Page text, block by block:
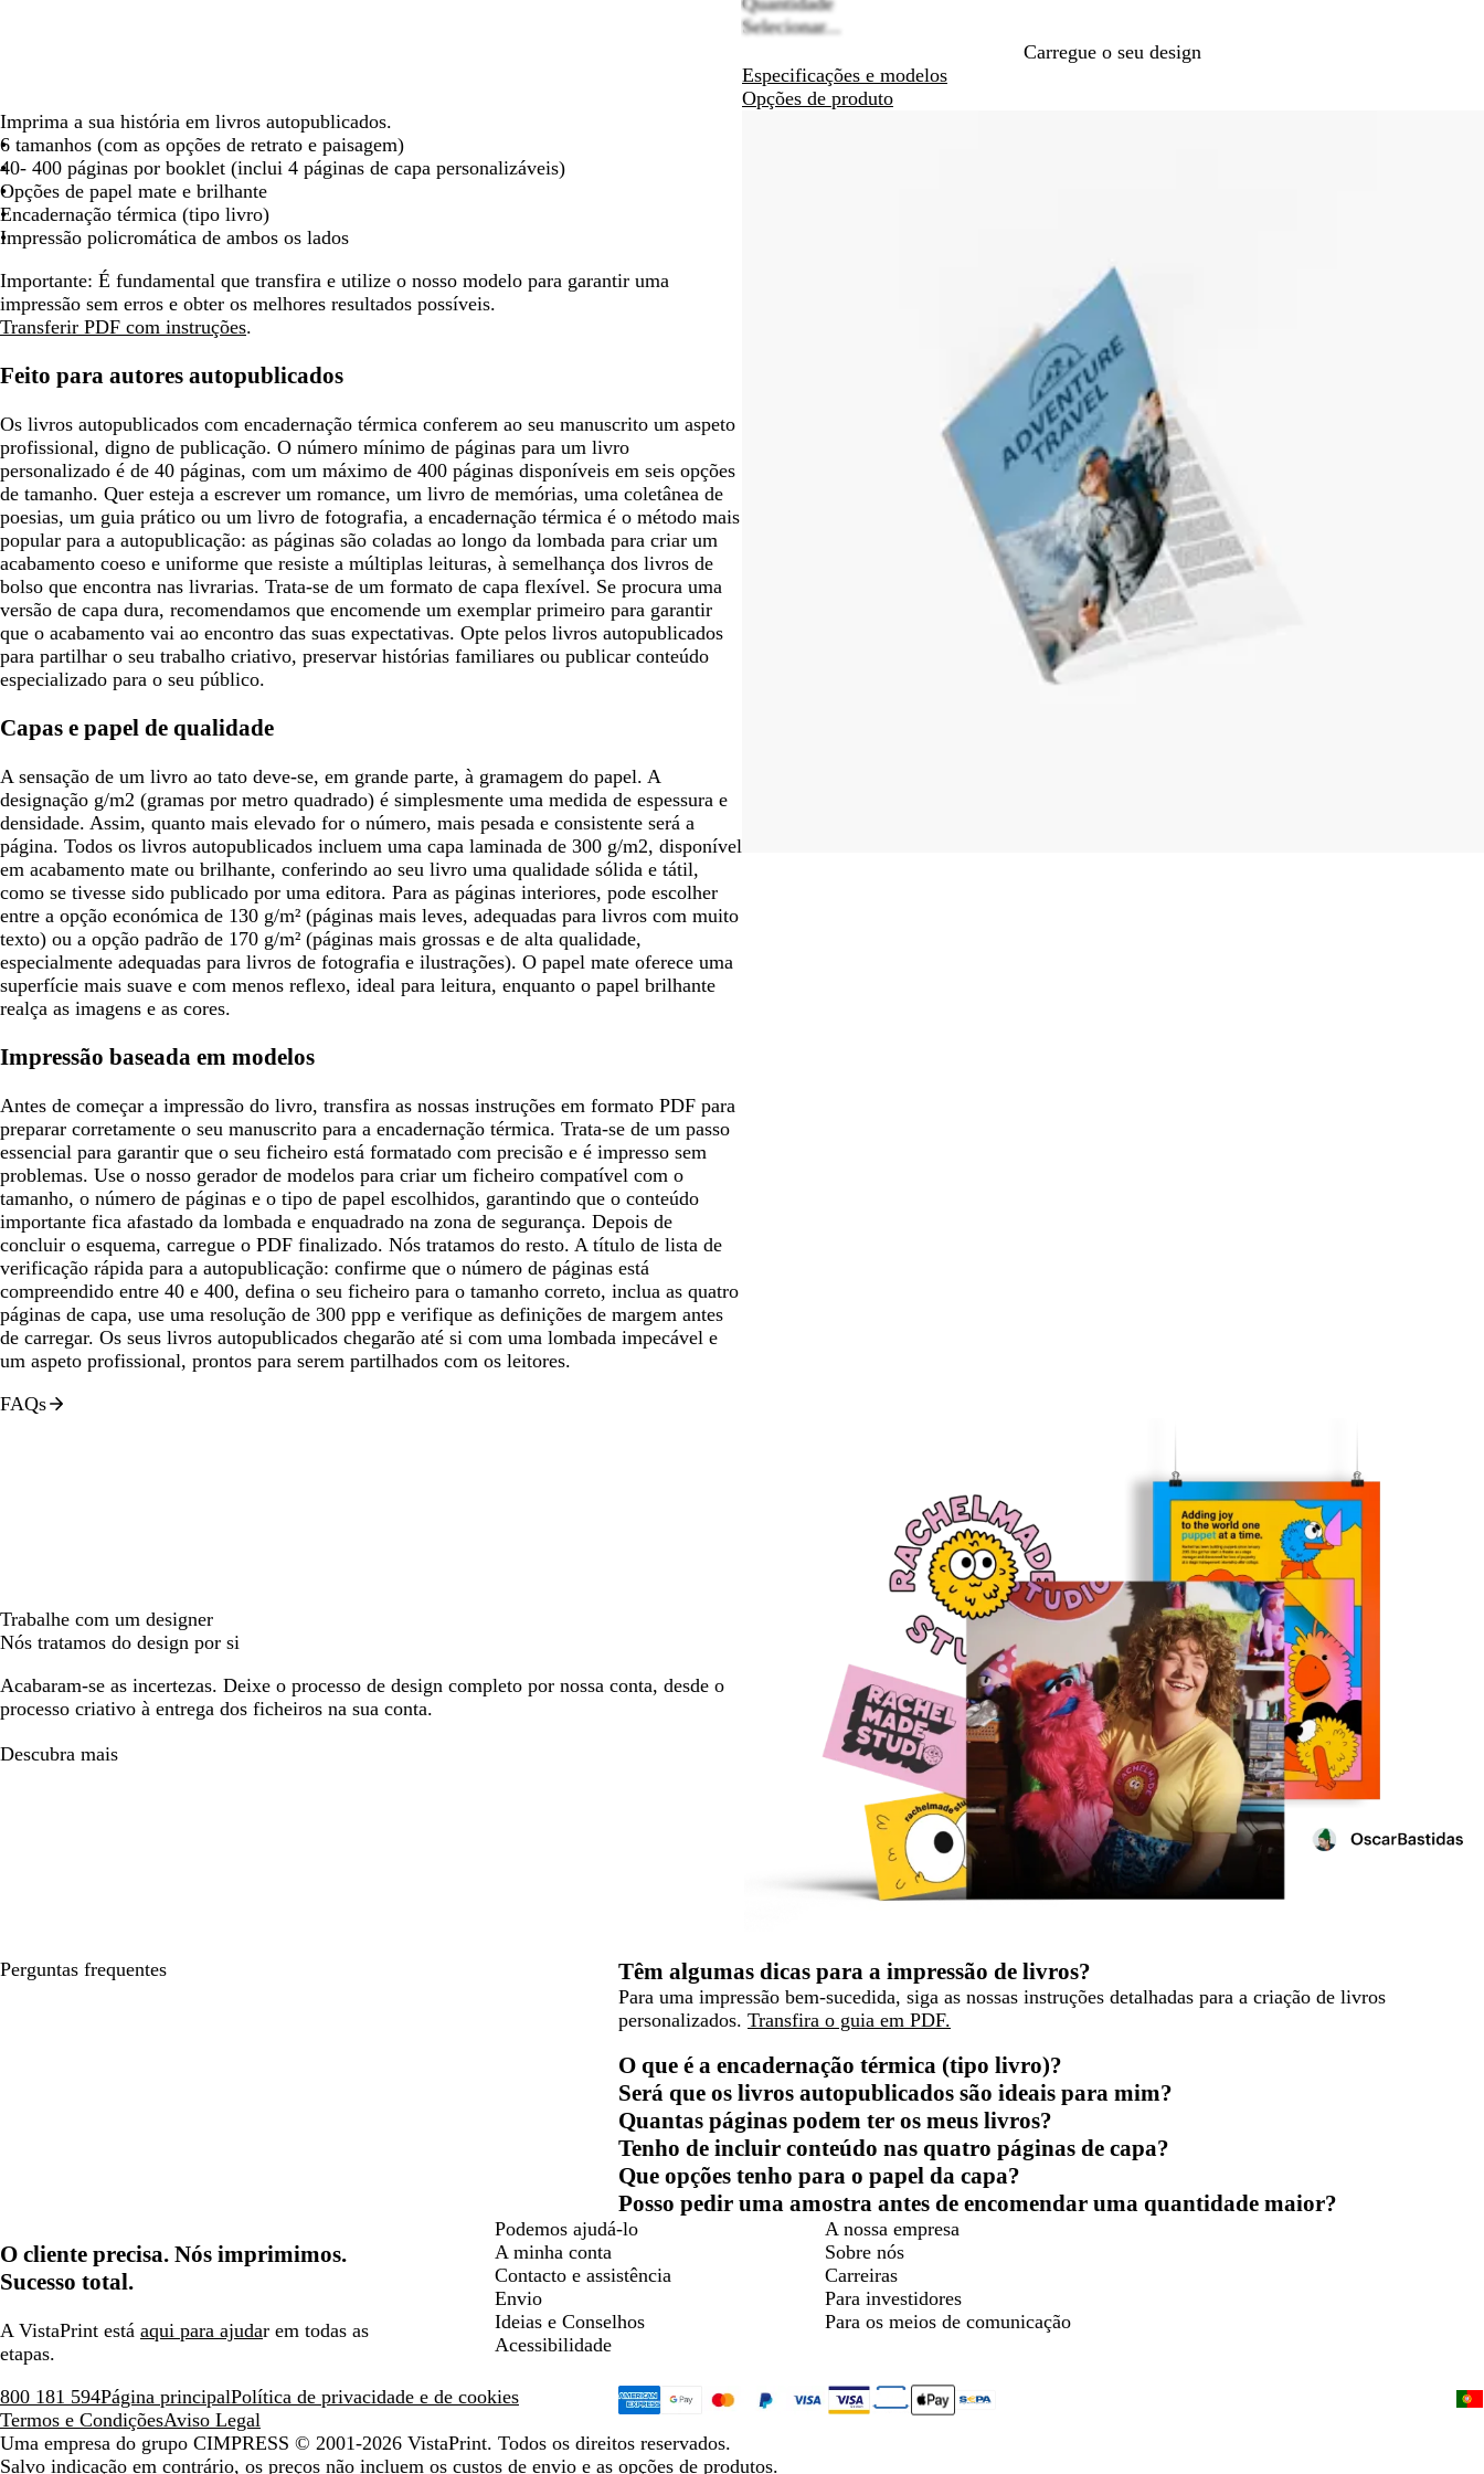
Selecionar...
Carregue o seu design
Especificações e modelos
Opções de produto
Imprima a sua história em livros autopublicados.
6 tamanhos (com as opções de retrato e paisagem)
40- 400 páginas por booklet (inclui 4 páginas de capa personalizáveis)
Opções de papel mate e brilhante
Encadernação térmica (tipo livro)
Impressão policromática de ambos os lados
Importante: É fundamental que transfira e utilize o nosso modelo para garantir uma
impressão sem erros e obter os melhores resultados possíveis.
Transferir PDF com instruções.
Feito para autores autopublicados
Os livros autopublicados com encadernação térmica conferem ao seu manuscrito um aspeto
profissional, digno de publicação. O número mínimo de páginas para um livro
personalizado é de 40 páginas, com um máximo de 400 páginas disponíveis em seis opções
de tamanho. Quer esteja a escrever um romance, um livro de memórias, uma coletânea de
poesias, um guia prático ou um livro de fotografia, a encadernação térmica é o método mais
popular para a autopublicação: as páginas são coladas ao longo da lombada para criar um
acabamento coeso e uniforme que resiste a múltiplas leituras, à semelhança dos livros de
bolso que encontra nas livrarias. Trata-se de um formato de capa flexível. Se procura uma
versão de capa dura, recomendamos que encomende um exemplar primeiro para garantir
que o acabamento vai ao encontro das suas expectativas. Opte pelos livros autopublicados
para partilhar o seu trabalho criativo, preservar histórias familiares ou publicar conteúdo
especializado para o seu público.
Capas e papel de qualidade
A sensação de um livro ao tato deve-se, em grande parte, à gramagem do papel. A
designação g/m2 (gramas por metro quadrado) é simplesmente uma medida de espessura e
densidade. Assim, quanto mais elevado for o número, mais pesada e consistente será a
página. Todos os livros autopublicados incluem uma capa laminada de 300 g/m2, disponível
em acabamento mate ou brilhante, conferindo ao seu livro uma qualidade sólida e tátil,
como se tivesse sido publicado por uma editora. Para as páginas interiores, pode escolher
entre a opção económica de 130 g/m² (páginas mais leves, adequadas para livros com muito
texto) ou a opção padrão de 170 g/m² (páginas mais grossas e de alta qualidade,
especialmente adequadas para livros de fotografia e ilustrações). O papel mate oferece uma
superfície mais suave e com menos reflexo, ideal para leitura, enquanto o papel brilhante
realça as imagens e as cores.
Impressão baseada em modelos
Antes de começar a impressão do livro, transfira as nossas instruções em formato PDF para
preparar corretamente o seu manuscrito para a encadernação térmica. Trata-se de um passo
essencial para garantir que o seu ficheiro está formatado com precisão e é impresso sem
problemas. Use o nosso gerador de modelos para criar um ficheiro compatível com o
tamanho, o número de páginas e o tipo de papel escolhidos, garantindo que o conteúdo
importante fica afastado da lombada e enquadrado na zona de segurança. Depois de
concluir o esquema, carregue o PDF finalizado. Nós tratamos do resto. A título de lista de
verificação rápida para a autopublicação: confirme que o número de páginas está
compreendido entre 40 e 400, defina o seu ficheiro para o tamanho correto, inclua as quatro
páginas de capa, use uma resolução de 300 ppp e verifique as definições de margem antes
de carregar. Os seus livros autopublicados chegarão até si com uma lombada impecável e
um aspeto profissional, prontos para serem partilhados com os leitores.
FAQs
Trabalhe com um designer
Nós tratamos do design por si
Acabaram-se as incertezas. Deixe o processo de design completo por nossa conta, desde o
processo criativo à entrega dos ficheiros na sua conta.
Descubra mais
Perguntas frequentes Têm algumas dicas para a impressão de livros?
Para uma impressão bem-sucedida, siga as nossas instruções detalhadas para a criação de livros
personalizados. Transfira o guia em PDF.
O que é a encadernação térmica (tipo livro)?
Será que os livros autopublicados são ideais para mim?
Quantas páginas podem ter os meus livros?
Tenho de incluir conteúdo nas quatro páginas de capa?
Que opções tenho para o papel da capa?
Posso pedir uma amostra antes de encomendar uma quantidade maior?
O cliente precisa. Nós imprimimos.
Sucesso total.
A VistaPrint está aqui para ajudar em todas as
etapas.
Podemos ajudá-lo
A minha conta
Contacto e assistência
Envio
Ideias e Conselhos
Acessibilidade
A nossa empresa
Sobre nós
Carreiras
Para investidores
Para os meios de comunicação
800 181 594Página principalPolítica de privacidade e de cookies
Termos e CondiçõesAviso Legal
Uma empresa do grupo CIMPRESS © 2001-2026 VistaPrint. Todos os direitos reservados.
Salvo indicação em contrário, os preços não incluem os custos de envio e as opções de produtos.